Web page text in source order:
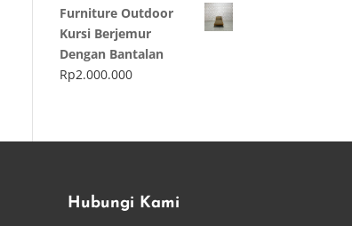
Furniture Outdoor
Kursi Berjemur
Dengan Bantalan
Rp2.000.000
Hubungi Kami